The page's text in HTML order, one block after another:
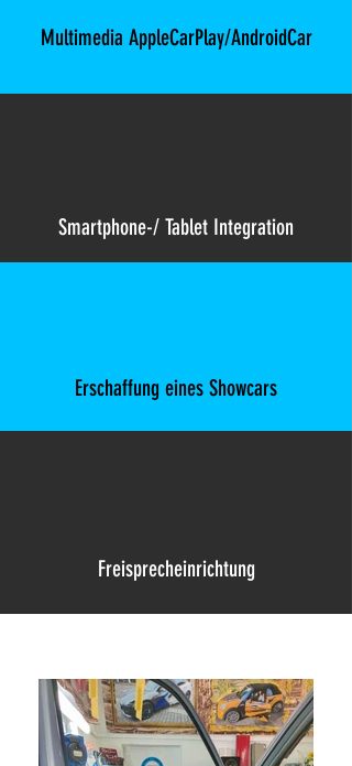
Multimedia AppleCarPlay/AndroidCar
Smartphone-/ Tablet Integration
Erschaffung eines Showcars
Freisprecheinrichtung